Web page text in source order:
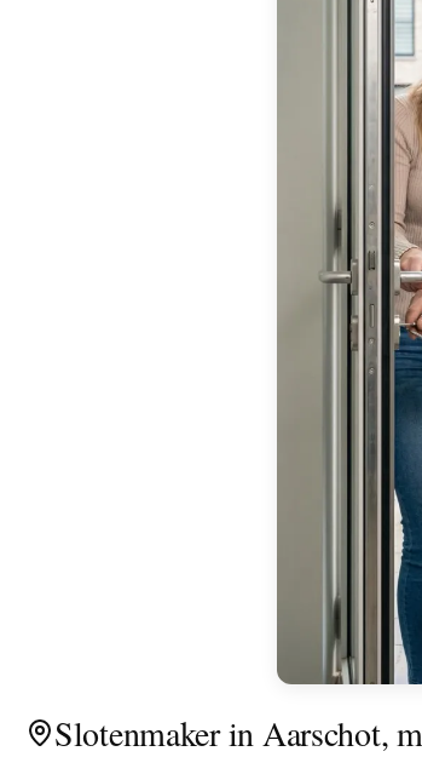
Slotenmaker in Aarschot,